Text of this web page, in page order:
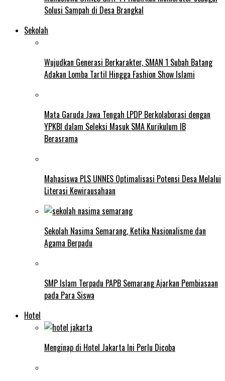
Solusi Sampah di Desa Brangkal
Sekolah
Wujudkan Generasi Berkarakter, SMAN 1 Subah Batang
Adakan Lomba Tartil Hingga Fashion Show Islami
Mata Garuda Jawa Tengah LPDP Berkolaborasi dengan
YPKBI dalam Seleksi Masuk SMA Kurikulum IB
Berasrama
Mahasiswa PLS UNNES Optimalisasi Potensi Desa Melalui
Literasi Kewirausahaan
Sekolah Nasima Semarang, Ketika Nasionalisme dan
Agama Berpadu
SMP Islam Terpadu PAPB Semarang Ajarkan Pembiasaan
pada Para Siswa
Hotel
Menginap di Hotel Jakarta Ini Perlu Dicoba